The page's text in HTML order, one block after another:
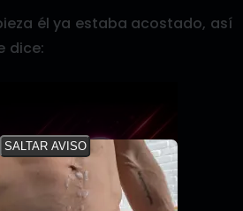
él ya estaba acostado, así
dice:
SALTAR AVISO